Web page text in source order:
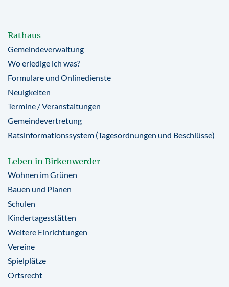
Rathaus
Gemeindeverwaltung
Wo erledige ich was?
Formulare und Onlinedienste
Neuigkeiten
Termine / Veranstaltungen
Gemeindevertretung
Ratsinformationssystem (Tagesordnungen und Beschlüsse)
Leben in Birkenwerder
Wohnen im Grünen
Bauen und Planen
Schulen
Kindertagesstätten
Weitere Einrichtungen
Vereine
Spielplätze
Ortsrecht